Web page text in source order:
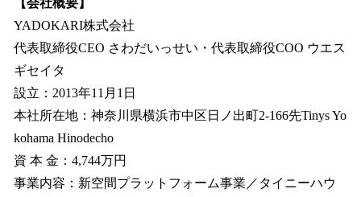
【会社概要】
YADOKARI株式会社
代表取締役CEO さわだいっせい・代表取締役COO ウエス
ギセイタ
設立：2013年11月1日
本社所在地：神奈川県横浜市中区日ノ出町2-166先Tinys Yo
kohama Hinodecho
資 本 金：4,744万円
事業内容：新空間プラットフォーム事業／タイニーハウ